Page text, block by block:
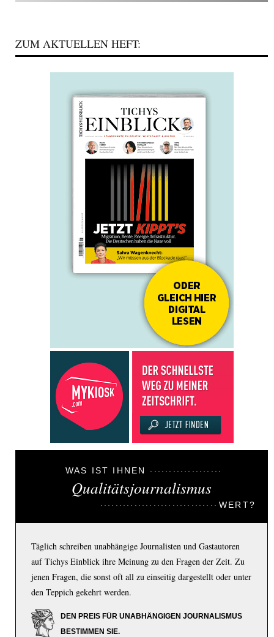
ZUM AKTUELLEN HEFT:
WAS IST IHNEN
Qualitätsjournalismus
WERT?
Täglich schreiben unabhängige Journalisten und Gastautoren
auf Tichys Einblick ihre Meinung zu den Fragen der Zeit. Zu
jenen Fragen, die sonst oft all zu einseitig dargestellt oder unter
den Teppich gekehrt werden.
DEN PREIS FÜR UNABHÄNGIGEN JOURNALISMUS
BESTIMMEN SIE.